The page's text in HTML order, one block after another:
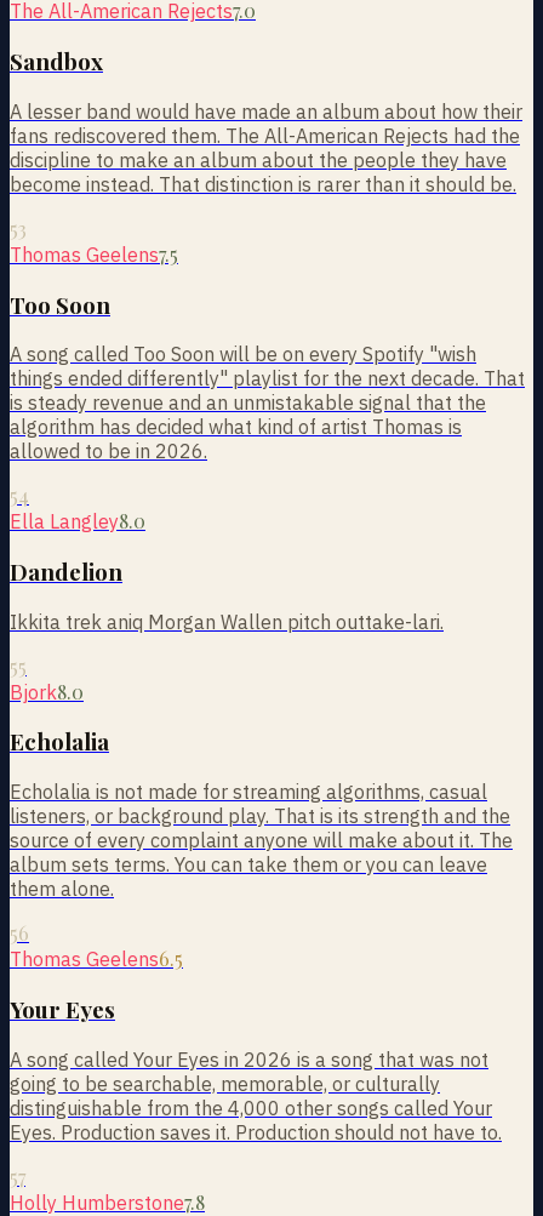
The All-American Rejects7.0
Sandbox
A lesser band would have made an album about how their
fans rediscovered them. The All-American Rejects had the
discipline to make an album about the people they have
become instead. That distinction is rarer than it should be.
53
Thomas Geelens7.5
Too Soon
A song called Too Soon will be on every Spotify "wish
things ended differently" playlist for the next decade. That
is steady revenue and an unmistakable signal that the
algorithm has decided what kind of artist Thomas is
allowed to be in 2026.
54
Ella Langley8.0
Dandelion
Ikkita trek aniq Morgan Wallen pitch outtake-lari.
55
Bjork8.0
Echolalia
Echolalia is not made for streaming algorithms, casual
listeners, or background play. That is its strength and the
source of every complaint anyone will make about it. The
album sets terms. You can take them or you can leave
them alone.
56
Thomas Geelens6.5
Your Eyes
A song called Your Eyes in 2026 is a song that was not
going to be searchable, memorable, or culturally
distinguishable from the 4,000 other songs called Your
Eyes. Production saves it. Production should not have to.
57
Holly Humberstone7.8